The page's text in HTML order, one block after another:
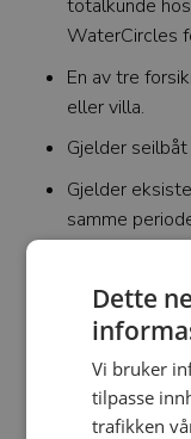
totalkunde
WaterCircles
En av tre
eller villa.
Gjelder
Gjelder
samme
Høres dette
Meld din
Dette
Vi bruker
tilpasse
trafikken